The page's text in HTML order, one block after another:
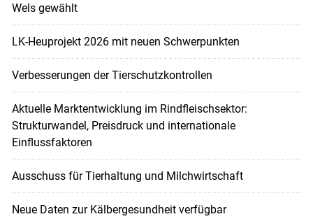
Wels gewählt
LK-Heuprojekt 2026 mit neuen Schwerpunkten
Verbesserungen der Tierschutzkontrollen
Aktuelle Marktentwicklung im Rindfleischsektor:
Strukturwandel, Preisdruck und internationale
Einflussfaktoren
Ausschuss für Tierhaltung und Milchwirtschaft
Neue Daten zur Kälbergesundheit verfügbar